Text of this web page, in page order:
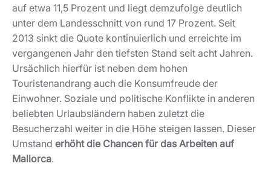
auf etwa 11,5 Prozent und liegt demzufolge deutlich
unter dem Landesschnitt von rund 17 Prozent. Seit
2013 sinkt die Quote kontinuierlich und erreichte im
vergangenen Jahr den tiefsten Stand seit acht Jahren.
Ursächlich hierfür ist neben dem hohen
Touristenandrang auch die Konsumfreude der
Einwohner. Soziale und politische Konflikte in anderen
beliebten Urlaubsländern haben zuletzt die
Besucherzahl weiter in die Höhe steigen lassen. Dieser
Umstand erhöht die Chancen für das Arbeiten auf
Mallorca.